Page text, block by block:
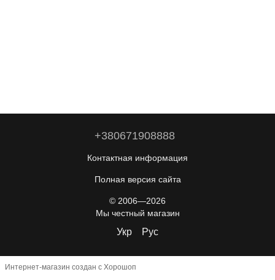
+380671908888
Контактная информация
Полная версия сайта
© 2006—2026
Мы честный магазин
Укр Рус
Интернет-магазин создан с Хорошоп